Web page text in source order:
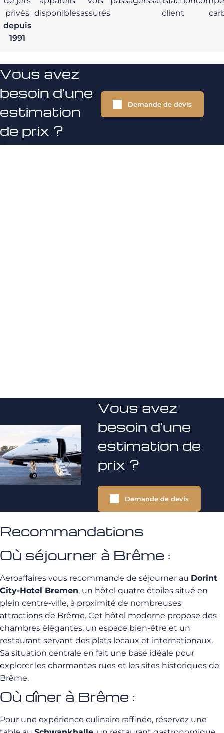
privés
depuis
1991
disponiblesassurés
client
Vous avez
besoin d'une
estimation
de prix ?
Demande de devis
Vous avez
besoin d'une
estimation de
prix ?
Demande de devis
Recommandations
Où séjourner à Brême :
Aeroaffaires vous recommande de séjourner au Dorint
City-Hotel Bremen, un hôtel quatre étoiles situé en
plein centre-ville, à proximité de nombreuses
attractions de Brême. Cet hôtel moderne propose des
chambres élégantes, un espace bien-être et un
restaurant servant des plats locaux et internationaux.
Sa situation centrale en fait une base idéale pour
explorer les charmantes rues et les sites historiques de
Brême.
Où dîner à Brême :
Pour une expérience culinaire raffinée, réservez une